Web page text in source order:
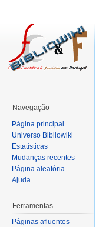
Navegação
Página principal
Universo Bibliowiki
Estatísticas
Mudanças recentes
Página aleatória
Ajuda
Ferramentas
Páginas afluentes